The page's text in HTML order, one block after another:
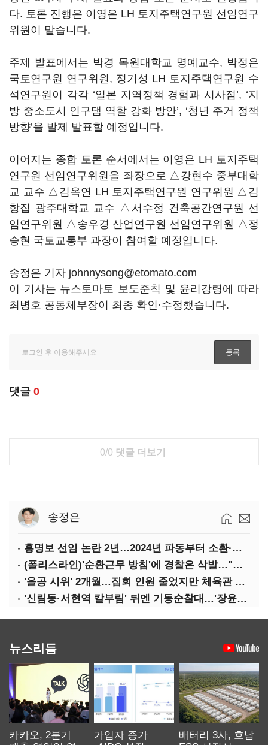
다. 토론 진행은 이영은 LH 토지주택연구원 선임연구
위원이 맡습니다.
주제 발표에서는 박경 목원대학교 명예교수, 박정은
국토연구원 연구위원, 정기성 LH 토지주택연구원 수
석연구원이 각각 ‘일본 지역정책 경험과 시사점’, ‘지
방 중소도시 인구댐 역할 강화 방안’, ‘청년 주거 정책
방향’을 발제 발표할 예정입니다.
이어지는 종합 토론 순서에서는 이영은 LH 토지주택
연구원 선임연구위원을 좌장으로 △강현수 중부대학
교 교수 △김옥연 LH 토지주택연구원 연구위원 △김
항집 광주대학교 교수 △서수정 건축공간연구원 선
임연구위원 △송우경 산업연구원 선임연구위원 △정
승현 국토교통부 과장이 참여할 예정입니다.
송정은 기자 johnnysong@etomato.com
이 기사는 뉴스토마토 보도준칙 및 윤리강령에 따라
최병호 공동체부장이 최종 확인·수정했습니다.
댓글 0
0/0 댓글 더보기
송정은
홍명보 선임 논란 2년…2024년 파동부터 소환·압색까지
(폴리스라인)'순환근무 방침'에 경찰은 삭발…"베테랑·수사력 보강 먼저"
'올공 시위' 2개월…집회 인원 줄었지만 체육관 봉쇄 계속
'신림동·서현역 칼부림' 뒤엔 기동순찰대…'장윤기 은폐·조작' 후엔 내부비리수사대
뉴스리듬
카카오, 2분기
가입자 증가
배터리 3사, 호남